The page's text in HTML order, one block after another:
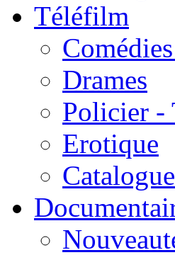
Téléfilm
Drames
Policier -
Erotique